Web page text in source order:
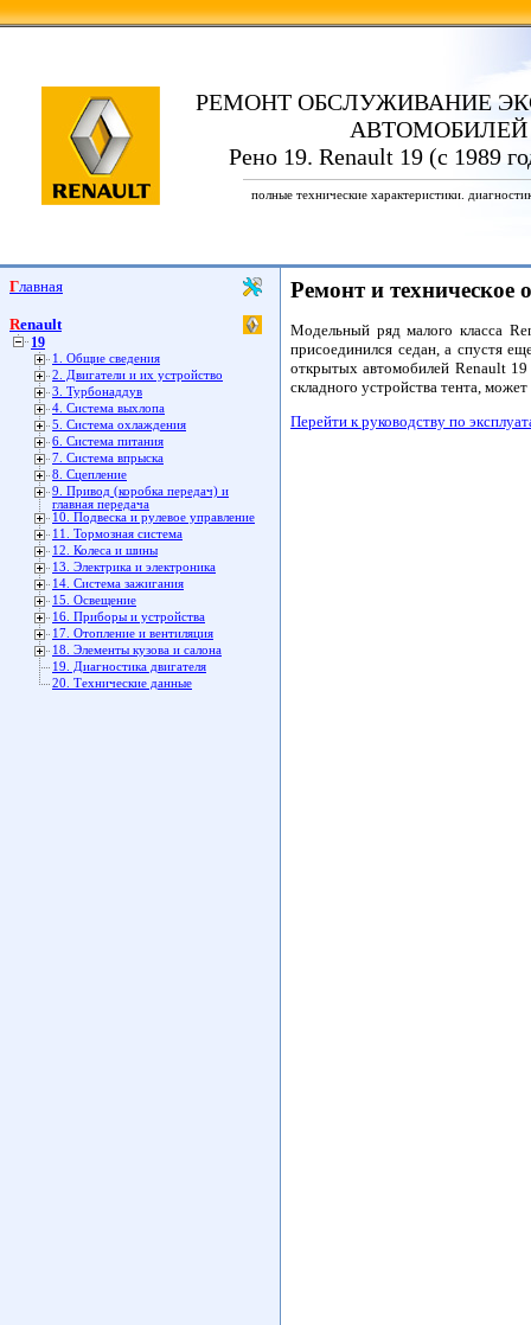
РЕМОНТ ОБСЛУЖИВАНИЕ
АВТОМОБИЛЕЙ
Рено 19. Renault 19 (с 1989
полные технические характеристики.
Главная
Renault
19
1. Общие сведения
2. Двигатели и их устройство
3. Турбонаддув
4. Система выхлопа
5. Система охлаждения
6. Система питания
7. Система впрыска
8. Сцепление
9. Привод (коробка передач) и
главная передача
10. Подвеска и рулевое управление
11. Тормозная система
12. Колеса и шины
13. Электрика и электроника
14. Система зажигания
15. Освещение
16. Приборы и устройства
17. Отопление и вентиляция
18. Элементы кузова и салона
19. Диагностика двигателя
20. Технические данные
Ремонт и техническое
Модельный ряд малого класса
присоединился седан, а спустя
открытых автомобилей Renault
складного устройства тента,
Перейти к руководству по